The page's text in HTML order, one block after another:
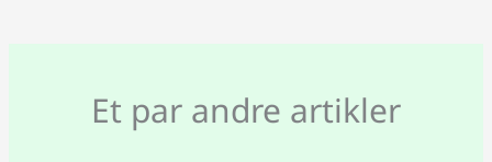
Et par andre artikler